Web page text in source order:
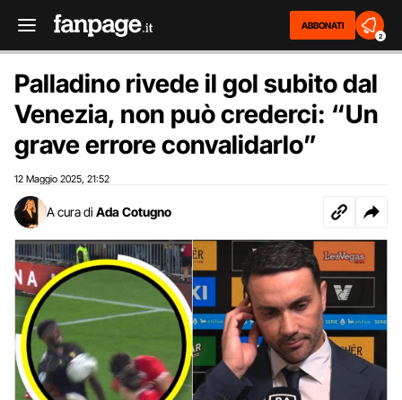
ABBONATI
2
Palladino rivede il gol subito dal
Venezia, non può crederci: “Un
grave errore convalidarlo”
12 Maggio 2025 21:52
A cura di Ada Cotugno